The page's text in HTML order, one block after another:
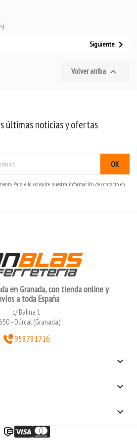
Siguiente 
Volver arriba 
últimas noticias y ofertas
Para ello, consulte nuestra información de contacto en
en Granada, con tienda online y
a toda España
c/ Balina 1
- Dúrcal (Granada)
958781716


